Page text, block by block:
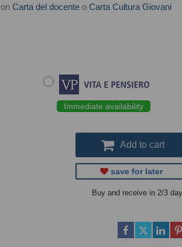
Carta del docente o Carta Cultura Giovani
Immediate availability
Add to cart
save for later
Buy and receive in 2/3